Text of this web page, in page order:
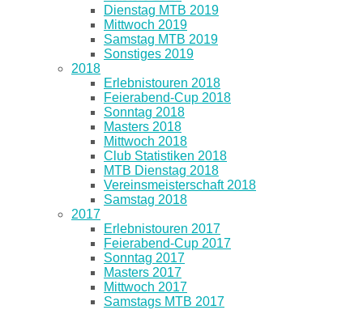
Dienstag MTB 2019
Mittwoch 2019
Samstag MTB 2019
Sonstiges 2019
2018
Erlebnistouren 2018
Feierabend-Cup 2018
Sonntag 2018
Masters 2018
Mittwoch 2018
Club Statistiken 2018
MTB Dienstag 2018
Vereinsmeisterschaft 2018
Samstag 2018
2017
Erlebnistouren 2017
Feierabend-Cup 2017
Sonntag 2017
Masters 2017
Mittwoch 2017
Samstags MTB 2017